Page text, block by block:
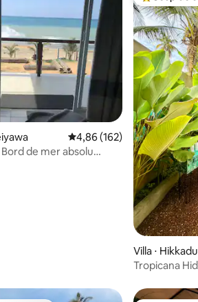
Évaluation moyenne sur la
4,86 (162)
de mer absolu
Coups de
Villa ⋅
Tropicana